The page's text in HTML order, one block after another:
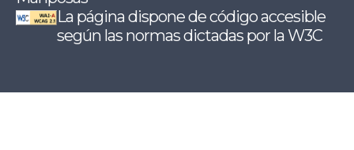
La página dispone de código accesible
según las normas dictadas por la W3C